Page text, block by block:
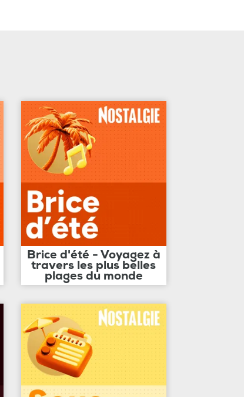
Brice d'été - Voyagez à
travers les plus belles
plages du monde